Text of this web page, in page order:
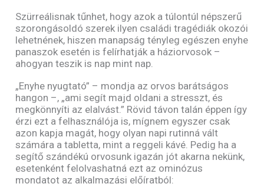
Szürreálisnak tűnhet, hogy azok a túlontúl népszerű
szorongásoldó szerek ilyen családi tragédiák okozói
lehetnének, hiszen manapság tényleg egészen enyhe
panaszok esetén is felírhatják a háziorvosok –
ahogyan teszik is nap mint nap.
„Enyhe nyugtató” – mondja az orvos barátságos
hangon –, „ami segít majd oldani a stresszt, és
megkönnyíti az elalvást.” Rövid távon talán éppen így
érzi ezt a felhasználója is, mígnem egyszer csak
azon kapja magát, hogy olyan napi rutinná vált
számára a tabletta, mint a reggeli kávé. Pedig ha a
segítő szándékú orvosunk igazán jót akarna nekünk,
esetenként felolvashatná ezt az ominózus
mondatot az alkalmazási előíratból: